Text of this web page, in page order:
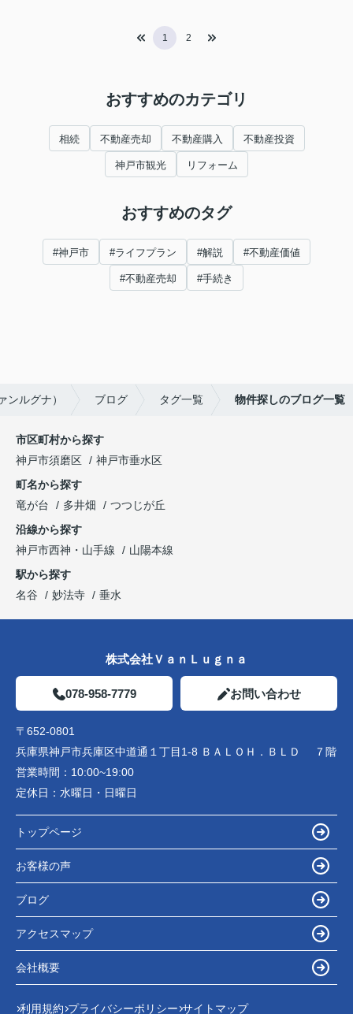
1 2
おすすめのカテゴリ
相続 不動産売却 不動産購入 不動産投資
神戸市観光 リフォーム
おすすめのタグ
#神戸市 #ライフプラン #解説 #不動産価値
#不動産売却 #手続き
ルグナ） ブログ タグ一覧 物件探しのブログ一覧
市区町村から探す
神戸市須磨区
神戸市垂水区
町名から探す
竜が台
多井畑
つつじが丘
沿線から探す
神戸市西神・山手線
山陽本線
駅から探す
名谷
妙法寺 垂水
株式会社ＶａｎＬｕｇｎａ
078-958-7779 お問い合わせ
〒652-0801
兵庫県神戸市兵庫区中道通１丁目1-8 ＢＡＬＯＨ．ＢＬＤ ７階
営業時間： 10:00~19:00
定休日： 水曜日・日曜日
トップページ
お客様の声
ブログ
アクセスマップ
会社概要
利用規約 プライバシーポリシー サイトマップ